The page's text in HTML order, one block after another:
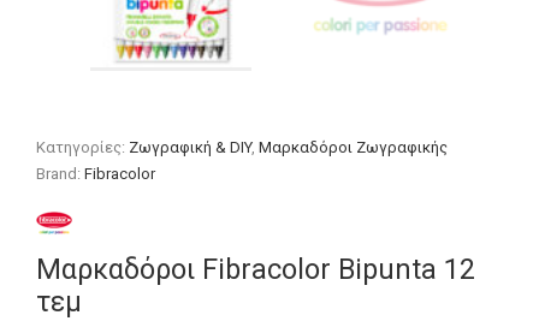
Κατηγορίες: Ζωγραφική & DIY,Μαρκαδόροι Ζωγραφικής
Brand:Fibracolor
Μαρκαδόροι Fibracolor Bipunta 12
τεμ